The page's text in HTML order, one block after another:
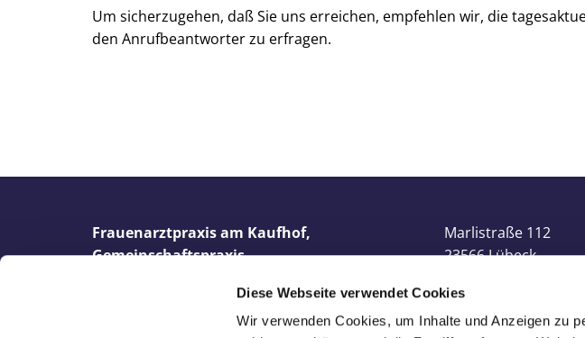
Diese Webseite verwendet Cookies
Wir verwenden Cookies, um Inhalte und Anzeigen zu
Um sicherzugehen, daß Sie uns erreichen, empfehlen wir, die
den Anrufbeantworter zu erfragen.
Frauenarztpraxis am Kaufhof,
Gemeinschaftspraxis
Marlistraße 112
23566 Lübeck
Tel.:
Tel.:0451 73711